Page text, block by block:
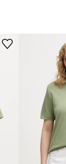
41 cm.
S.